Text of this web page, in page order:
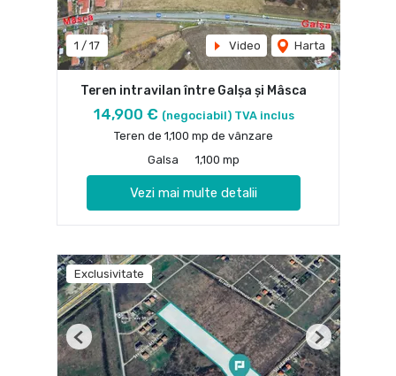
1 / 17 Video Harta
Teren intravilan între Galșa și Mâsca
14,900 € (negociabil) TVA inclus
Teren de 1,100 mp de vânzare
Galsa
1,100 mp
Vezi mai multe detalii
Exclusivitate
Previous Next